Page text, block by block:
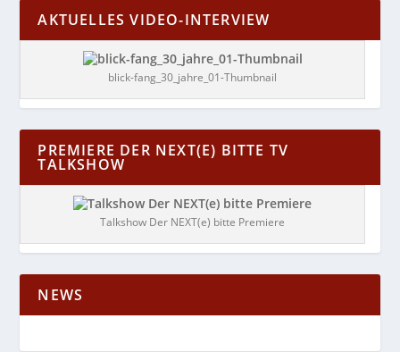
AKTUELLES VIDEO-INTERVIEW
blick-fang_30_jahre_01-Thumbnail
PREMIERE DER NEXT(E) BITTE TV
TALKSHOW
Talkshow Der NEXT(e) bitte Premiere
NEWS